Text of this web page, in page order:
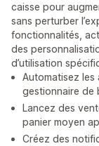
caisse pour
sans perturber
fonctionnalités,
des
d’utilisation
Automatisez les
gestionnaire de
Lancez des
panier moyen
Créez des